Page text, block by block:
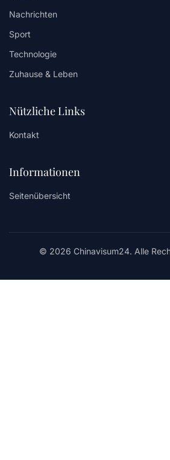
Nachrichten
Sport
Technologie
Zuhause & Leben
Nützliche Links
Kontakt
Informationen
Seitenübersicht
© 2026 Chinavisum24. Alle